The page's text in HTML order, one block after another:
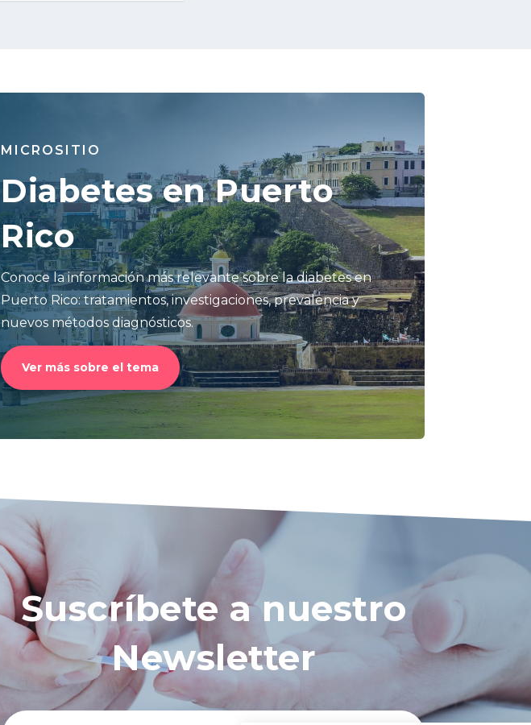
MICROSITIO
Diabetes en Puerto
Rico
Conoce la información más relevante sobre la diabetes en
Puerto Rico: tratamientos, investigaciones, prevalencia y
nuevos métodos diagnósticos.
Ver más sobre el tema
Suscríbete a nuestro
Newsletter